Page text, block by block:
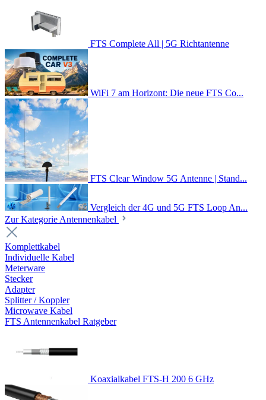
FTS Complete All | 5G Richtantenne
WiFi 7 am Horizont: Die neue FTS Co...
FTS Clear Window 5G Antenne | Stand...
Vergleich der 4G und 5G FTS Loop An...
Zur Kategorie Antennenkabel
Komplettkabel
Individuelle Kabel
Meterware
Stecker
Adapter
Splitter / Koppler
Microwave Kabel
FTS Antennenkabel Ratgeber
Koaxialkabel FTS-H 200 6 GHz